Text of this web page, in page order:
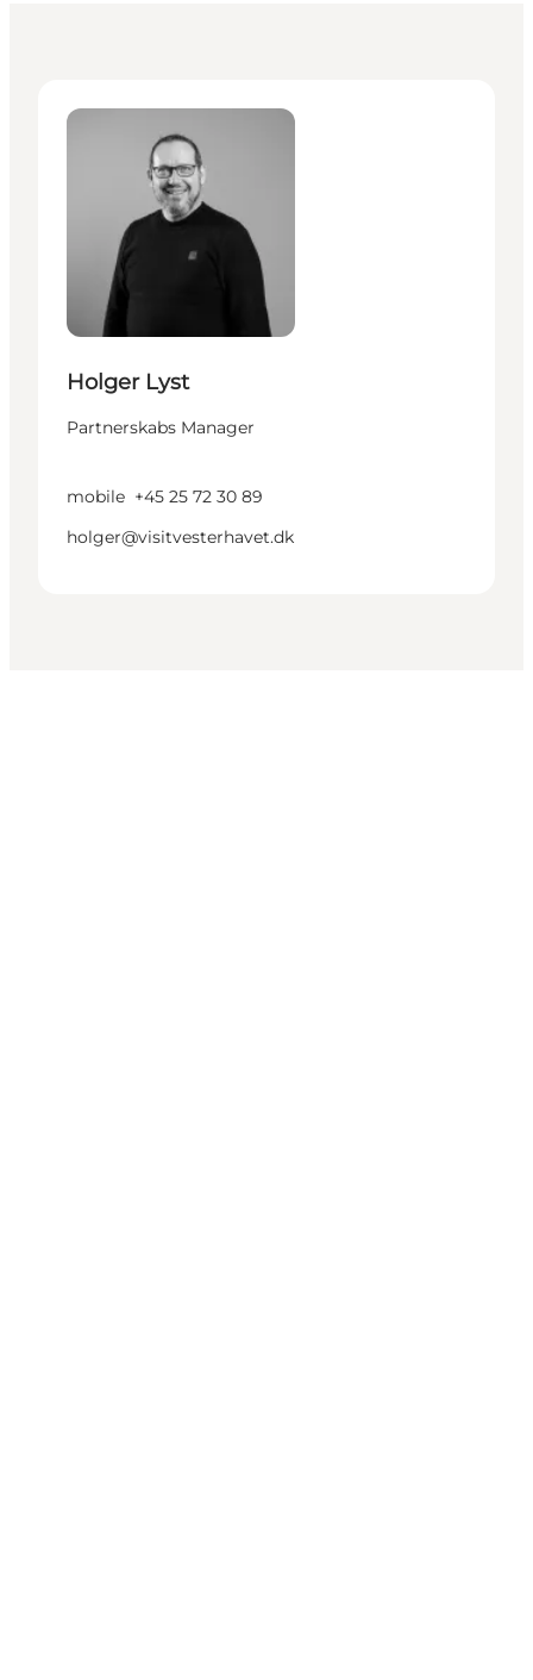
Holger Lyst
Partnerskabs Manager
mobile +45 25 72 30 89
holger@visitvesterhavet.dk